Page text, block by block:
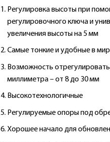
Регулировка высоты при
регулировочного ключа и
увеличения высоты на 5 мм
Самые тонкие и удобные в
Возможность
миллиметра – от 8 до 30 мм
Высокотехнологичные
Регулируемые опоры под
Хорошее начало для